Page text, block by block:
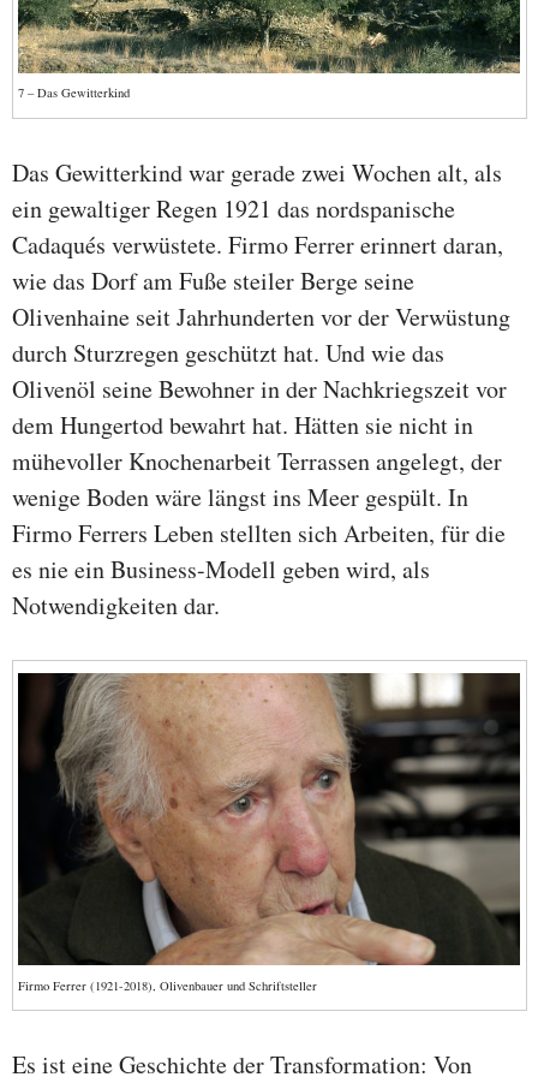
7 – Das Gewitterkind
Das Gewitterkind war gerade zwei Wochen alt, als
ein gewaltiger Regen 1921 das nordspanische
Cadaqués verwüstete. Firmo Ferrer erinnert daran,
wie das Dorf am Fuße steiler Berge seine
Olivenhaine seit Jahrhunderten vor der Verwüstung
durch Sturzregen geschützt hat. Und wie das
Olivenöl seine Bewohner in der Nachkriegszeit vor
dem Hungertod bewahrt hat. Hätten sie nicht in
mühevoller Knochenarbeit Terrassen angelegt, der
wenige Boden wäre längst ins Meer gespült. In
Firmo Ferrers Leben stellten sich Arbeiten, für die
es nie ein Business-Modell geben wird, als
Notwendigkeiten dar.
Firmo Ferrer (1921-2018), Olivenbauer und Schriftsteller
Es ist eine Geschichte der Transformation: Von